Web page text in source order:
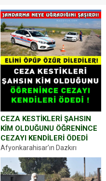
CEZA KESTİKLERİ ŞAHSIN
KİM OLDUĞUNU ÖĞRENİNCE
CEZAYI KENDİLERİ ÖDEDİ
Afyonkarahisar’ın Dazkırı
ilçesinde trafik uygulaması
yapan jandarma ekipleri
durdurdukları bir otomobilin